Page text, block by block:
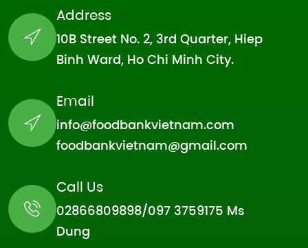
Address
10B Street No. 2, 3rd Quarter, Hiep
Binh Ward, Ho Chi Minh City.
Email
info@foodbankvietnam.com
foodbankvietnam@gmail.com
Call Us
02866809898/097 3759175 Ms
Dung